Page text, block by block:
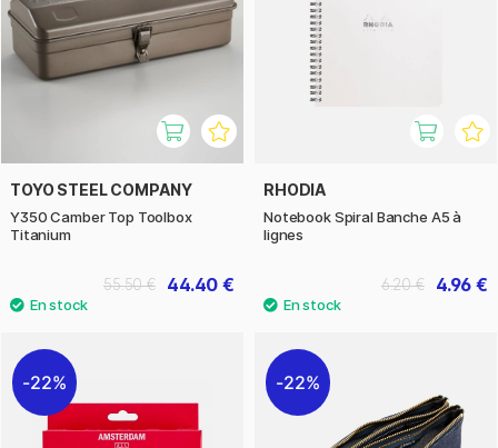
TOYO STEEL COMPANY
Y350 Camber Top Toolbox
Titanium
44.40 €
55.50 €
RHODIA
Notebook Spiral Banche A5 à
lignes
4.96 €
6.20 €
22% 22%